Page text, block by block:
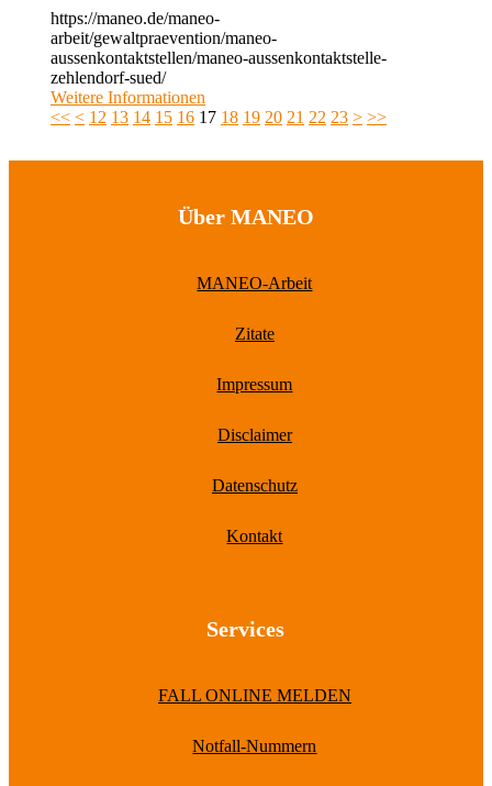
https://maneo.de/maneo-
arbeit/gewaltpraevention/maneo-
aussenkontaktstellen/maneo-aussenkontaktstelle-
zehlendorf-sued/
Weitere Informationen
<< < 12 13 14 15 16 17 18 19 20 21 22 23 > >>
Über MANEO
MANEO-Arbeit
Zitate
Impressum
Disclaimer
Datenschutz
Kontakt
Services
FALL ONLINE MELDEN
Notfall-Nummern